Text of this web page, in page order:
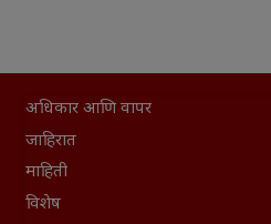
अधिकार आणि वापर
जाहिरात
माहिती
विशेष